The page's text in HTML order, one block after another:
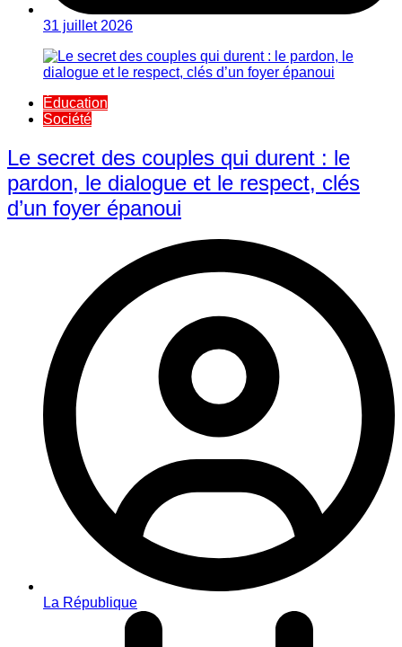
31 juillet 2026
Éducation
Société
Le secret des couples qui durent : le
pardon, le dialogue et le respect, clés
d’un foyer épanoui
La République